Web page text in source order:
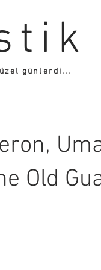
günlerdi...
Old